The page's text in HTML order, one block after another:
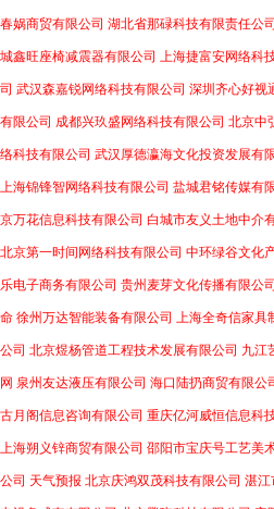
春娲商贸有限公司 湖北省那碌科技有限责任公司
城鑫旺座椅减震器有限公司 上海捷富安网络科
司 武汉森嘉锐网络科技有限公司 深圳齐心好视
有限公司 成都兴玖盛网络科技有限公司 北京中
络科技有限公司 武汉厚德瀛海文化投资发展有
上海锦锋智网络科技有限公司 盐城君铭传媒有
京万花信息科技有限公司 白城市友义土地中介
北京第一时间网络科技有限公司 中环绿谷文化
乐电子商务有限公司 贵州麦芽文化传播有限公司
命 徐州万达智能装备有限公司 上海全奇信家具
公司 北京煜杨管道工程技术发展有限公司 九江
网 泉州友达液压有限公司 海口陆扔商贸有限公
古月阁信息咨询有限公司 重庆亿河威恒信息科
上海朔义锌商贸有限公司 邵阳市宝庆号工艺美
公司 天气预报 北京庆鸿双茂科技有限公司 湛江